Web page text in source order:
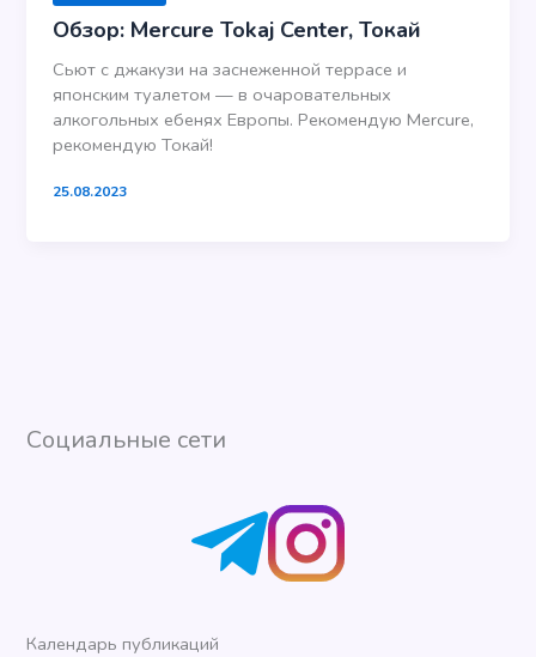
Обзор: Mercure Tokaj Center, Токай
Сьют с джакузи на заснеженной террасе и
японским туалетом — в очаровательных
алкогольных ебенях Европы. Рекомендую Mercure,
рекомендую Токай!
25.08.2023
Социальные сети
Календарь публикаций